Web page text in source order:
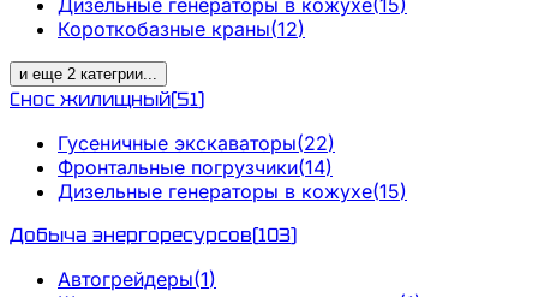
Дизельные генераторы в кожухе(15)
Короткобазные краны(12)
и еще 2 категрии...
Снос жилищный(51)
Гусеничные экскаваторы(22)
Фронтальные погрузчики(14)
Дизельные генераторы в кожухе(15)
Добыча энергоресурсов(103)
Автогрейдеры(1)